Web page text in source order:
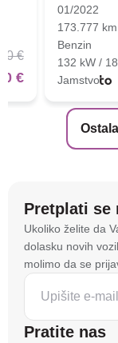
€
€
01/2022
173.777 km
Benzin
132 kW /
Jamstvo
Pretplati se
Ukoliko želite da
dolasku novih
molimo da se
Pratite nas
Na stranici
tehnologije
informacijama
da
posjećenost
sadržaje koji
se kreirati